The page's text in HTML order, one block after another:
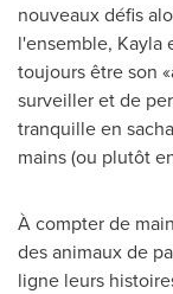
nouveaux défis
l'ensemble, Kayla
toujours être son
surveiller et de
tranquille en
mains (ou plutôt
À compter de
des animaux de
ligne leurs